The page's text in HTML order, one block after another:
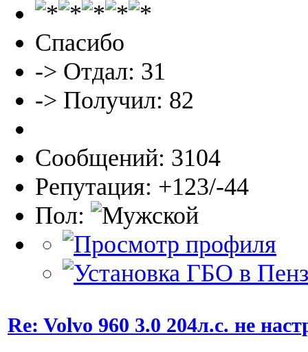
Спасибо
-> Отдал: 31
-> Получил: 82
Сообщений: 3104
Репутация: +123/-44
Пол:
Re: Volvo 960 3.0 204л.с. не